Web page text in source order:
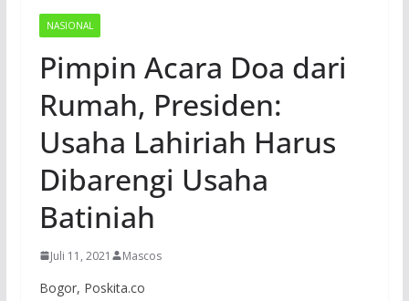
NASIONAL
Pimpin Acara Doa dari
Rumah, Presiden:
Usaha Lahiriah Harus
Dibarengi Usaha
Batiniah
Juli 11, 2021 Mascos
Bogor, Poskita.co